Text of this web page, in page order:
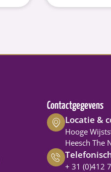
Contactgegevens
Locatie &
Hooge
Heesch The
+ 31 (0)412